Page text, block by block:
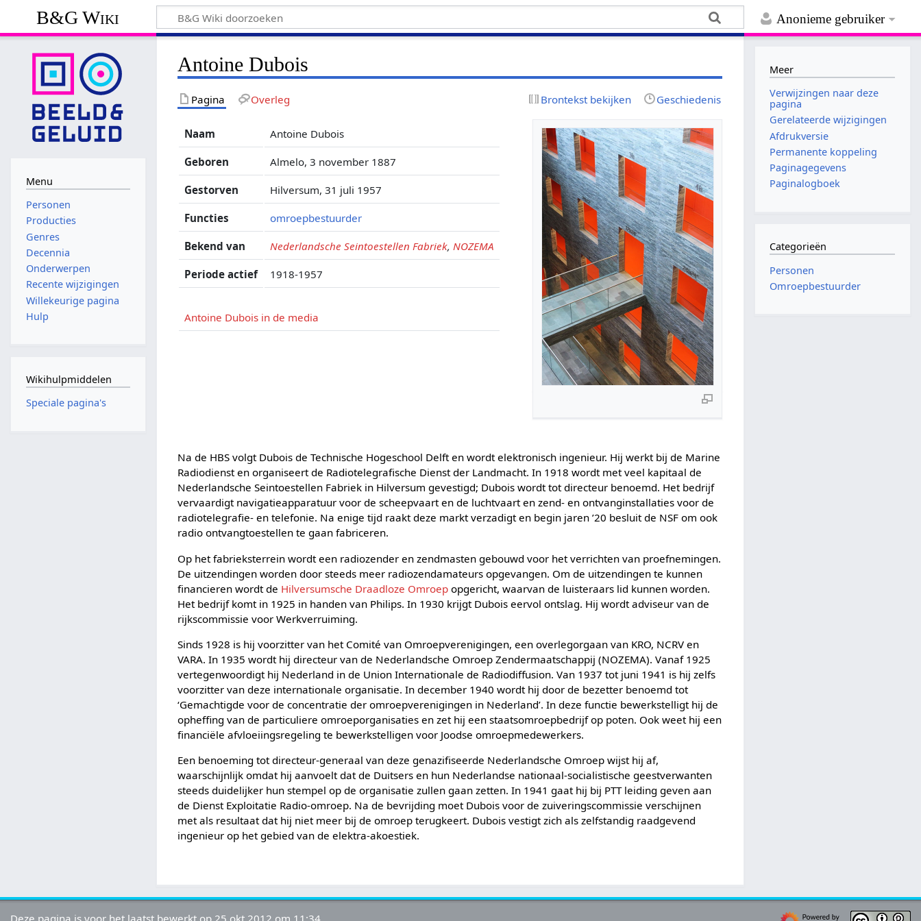
Anonieme gebruiker
B&G Wiki
Antoine Dubois
Pagina Overleg Brontekst bekijken Geschiedenis
Naam Antoine Dubois
Geboren Almelo, 3 november 1887
Gestorven Hilversum, 31 juli 1957
Functies omroepbestuurder
Bekend van Nederlandsche Seintoestellen Fabriek, NOZEMA
Periode actief 1918-1957
Antoine Dubois in de media
Na de HBS volgt Dubois de Technische Hogeschool Delft en wordt elektronisch ingenieur. Hij werkt bij de Marine
Radiodienst en organiseert de Radiotelegrafische Dienst der Landmacht. In 1918 wordt met veel kapitaal de
Nederlandsche Seintoestellen Fabriek in Hilversum gevestigd; Dubois wordt tot directeur benoemd. Het bedrijf
vervaardigt navigatieapparatuur voor de scheepvaart en de luchtvaart en zend- en ontvanginstallaties voor de
radiotelegrafie- en telefonie. Na enige tijd raakt deze markt verzadigt en begin jaren ’20 besluit de NSF om ook
radio ontvangtoestellen te gaan fabriceren.
Op het fabrieksterrein wordt een radiozender en zendmasten gebouwd voor het verrichten van proefnemingen.
De uitzendingen worden door steeds meer radiozendamateurs opgevangen. Om de uitzendingen te kunnen
financieren wordt de Hilversumsche Draadloze Omroep opgericht, waarvan de luisteraars lid kunnen worden.
Het bedrijf komt in 1925 in handen van Philips. In 1930 krijgt Dubois eervol ontslag. Hij wordt adviseur van de
rijkscommissie voor Werkverruiming.
Sinds 1928 is hij voorzitter van het Comité van Omroepverenigingen, een overlegorgaan van KRO, NCRV en
VARA. In 1935 wordt hij directeur van de Nederlandsche Omroep Zendermaatschappij (NOZEMA). Vanaf 1925
vertegenwoordigt hij Nederland in de Union Internationale de Radiodiffusion. Van 1937 tot juni 1941 is hij zelfs
voorzitter van deze internationale organisatie. In december 1940 wordt hij door de bezetter benoemd tot
‘Gemachtigde voor de concentratie der omroepverenigingen in Nederland’. In deze functie bewerkstelligt hij de
opheffing van de particuliere omroeporganisaties en zet hij een staatsomroepbedrijf op poten. Ook weet hij een
financiële afvloeiingsregeling te bewerkstelligen voor Joodse omroepmedewerkers.
Een benoeming tot directeur-generaal van deze genazifiseerde Nederlandsche Omroep wijst hij af,
waarschijnlijk omdat hij aanvoelt dat de Duitsers en hun Nederlandse nationaal-socialistische geestverwanten
steeds duidelijker hun stempel op de organisatie zullen gaan zetten. In 1941 gaat hij bij PTT leiding geven aan
de Dienst Exploitatie Radio-omroep. Na de bevrijding moet Dubois voor de zuiveringscommissie verschijnen
met als resultaat dat hij niet meer bij de omroep terugkeert. Dubois vestigt zich als zelfstandig raadgevend
ingenieur op het gebied van de elektra-akoestiek.
Menu
Personen
Producties
Genres
Decennia
Onderwerpen
Recente wijzigingen
Willekeurige pagina
Hulp
Wikihulpmiddelen
Speciale pagina's
Meer
Verwijzingen naar deze
pagina
Gerelateerde wijzigingen
Afdrukversie
Permanente koppeling
Paginagegevens
Paginalogboek
Categorieën
Personen
Omroepbestuurder